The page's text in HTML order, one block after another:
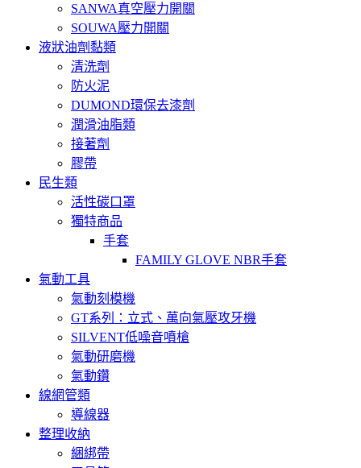
SANWA真空壓力開關
SOUWA壓力開關
液狀油劑黏類
清洗劑
防火泥
DUMOND環保去漆劑
潤滑油脂類
接著劑
膠帶
民生類
活性碳口罩
獨特商品
手套
FAMILY GLOVE NBR手套
氣動工具
氣動刻模機
GT系列：立式、萬向氣壓攻牙機
SILVENT低噪音噴槍
氣動研磨機
氣動鑽
線網管類
導線器
整理收納
綑綁帶